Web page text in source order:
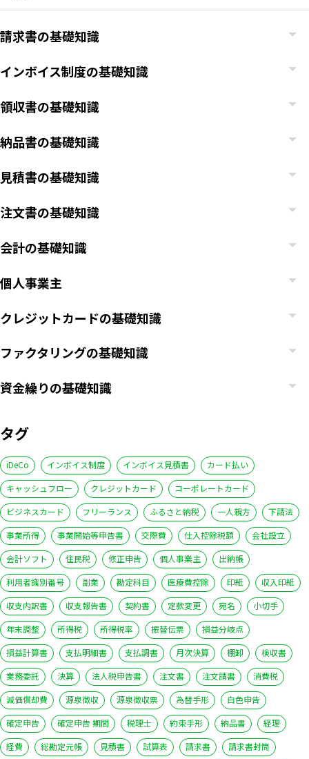
請求書の基礎知識
インボイス制度の基礎知識
領収書の基礎知識
納品書の基礎知識
見積書の基礎知識
注文書の基礎知識
会計の基礎知識
個人事業主
クレジットカードの基礎知識
ファクタリングの基礎知識
資金繰りの基礎知識
タグ
iDeCo インボイス制度 インボイス見積書
カード払い
キャッシュフロー
クレジットカード
コーポレートカード
ビジネスカード
フリーランス ふるさと納税 一人親方
下請法
事業所得
事業開始等申告書 交際費 仕入控除税額
会社設立
会計ソフト
住民税 修正申告 個人事業主
出納帳
利用者識別番号
副業 勘定科目 医療費控除 印紙
収入印紙
収支内訳書
収支報告書 契約書 定款変更 宛名
小切手
年末調整
所得税 所得税率 振替伝票
損益分岐点
損益計算書
支払明細書 支払調書 月次決算 棚卸
検収書
業務委託
決算 法人税申告書 注文書 注文請書
消費税
減価償却費
源泉徴収 源泉徴収票 為替手形
白色申告
確定申告
確定申告 期間 税理士 約束手形 納品書
経理
経費
総勘定元帳 見積書 試算表 請求書
請求書封筒